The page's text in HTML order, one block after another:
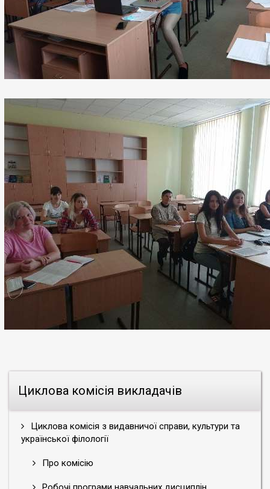
Циклова комісія викладачів
Циклова комісія з видавничої справи, культури та
української філології
Про комісію